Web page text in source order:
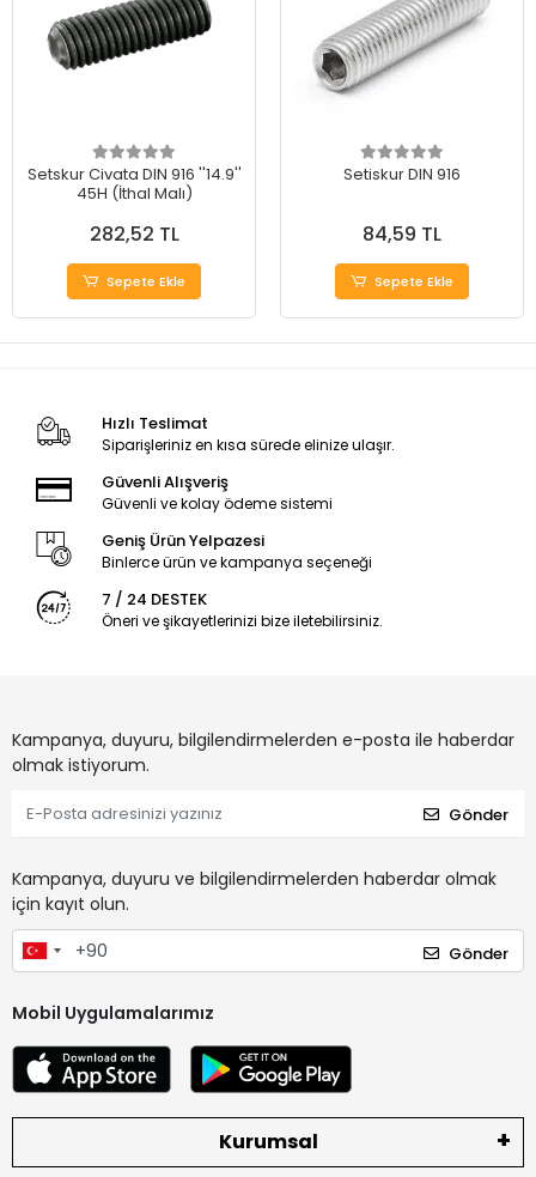
Setskur Civata DIN 916 ''14.9''
45H (İthal Malı)
282,52 TL
Sepete Ekle
Setiskur DIN 916
84,59 TL
Sepete Ekle
Hızlı Teslimat
Siparişleriniz en kısa sürede elinize ulaşır.
Güvenli Alışveriş
Güvenli ve kolay ödeme sistemi
Geniş Ürün Yelpazesi
Binlerce ürün ve kampanya seçeneği
7 / 24 DESTEK
Öneri ve şikayetlerinizi bize iletebilirsiniz.
Kampanya, duyuru, bilgilendirmelerden e-posta ile haberdar
olmak istiyorum.
Gönder
Kampanya, duyuru ve bilgilendirmelerden haberdar olmak
için kayıt olun.
Gönder
Mobil Uygulamalarımız
Kurumsal